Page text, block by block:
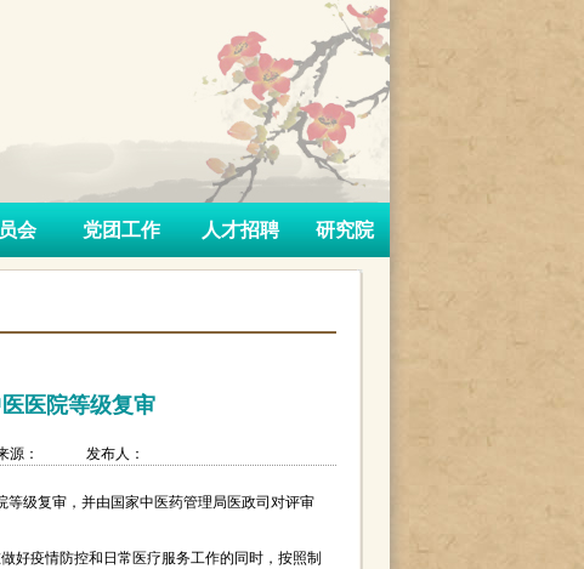
会 党团工作 人才招聘 研究院
医院等级复审
源： 发布人：
等级复审，并由国家中医药管理局医政司对评审
好疫情防控和日常医疗服务工作的同时，按照制